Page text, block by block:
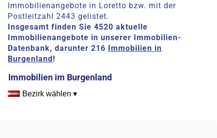
Immobilienangebote in Loretto bzw. mit der
Postleitzahl 2443 gelistet.
Insgesamt finden Sie 4520 aktuelle
Immobilienangebote in unserer Immobilien-
Datenbank, darunter 216 Immobilien in
Burgenland!
Immobilien im Burgenland
Bezirk wählen ▾